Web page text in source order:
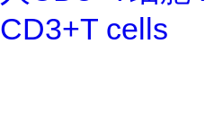
CD3+T cells